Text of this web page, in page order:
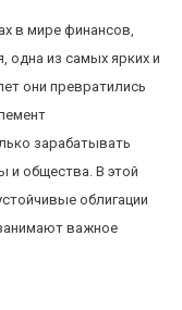
в мире финансов,
одна из самых ярких и
они превратились
зарабатывать
и общества. В этой
облигации
важное